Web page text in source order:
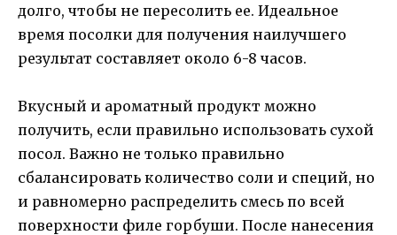
долго, чтобы не пересолить ее. Идеальное
время посолки для получения наилучшего
результат составляет около 6-8 часов.
Вкусный и ароматный продукт можно
получить, если правильно использовать сухой
посол. Важно не только правильно
сбалансировать количество соли и специй, но
и равномерно распределить смесь по всей
поверхности филе горбуши. После нанесения